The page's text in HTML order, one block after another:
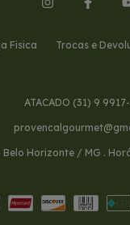
Fisica Trocas e
ATACADO (31) 9
Belo Horizonte / MG .